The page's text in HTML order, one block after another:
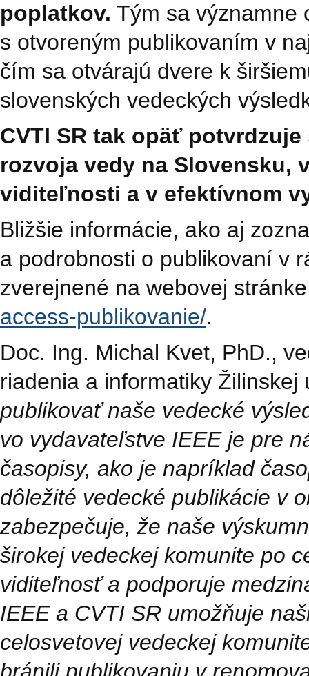
poplatkov. Tým sa významne
s otvoreným publikovaním v
čím sa otvárajú dvere k
slovenských vedeckých
CVTI SR tak opäť
rozvoja vedy na Slovensku,
viditeľnosti a v efektívnom
Bližšie informácie, ako aj
a podrobnosti o publikovaní v
zverejnené na webovej
access-publikovanie/.
Doc. Ing. Michal Kvet, PhD.,
riadenia a informatiky
publikovať naše vedecké
vo vydavateľstve IEEE je pre
časopisy, ako je napríklad
dôležité vedecké publikácie v
zabezpečuje, že naše
širokej vedeckej komunite po
viditeľnosť a podporuje
IEEE a CVTI SR umožňuje
celosvetovej vedeckej